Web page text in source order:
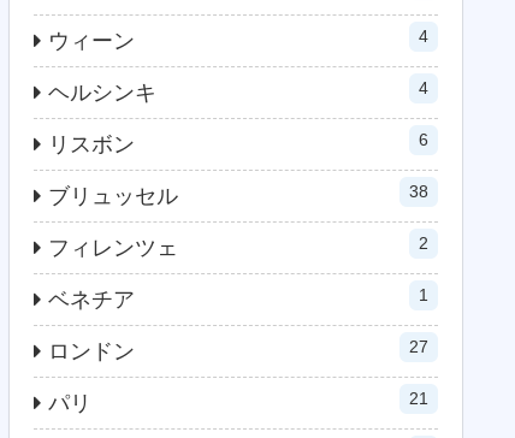
ウィーン 4
ヘルシンキ 4
リスボン 6
ブリュッセル 38
フィレンツェ 2
ベネチア 1
ロンドン 27
パリ 21